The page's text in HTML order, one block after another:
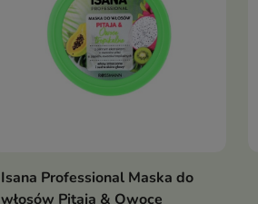
Dodaj do koszyka
Isana Professional Maska do
włosów Pitaja & Owoce